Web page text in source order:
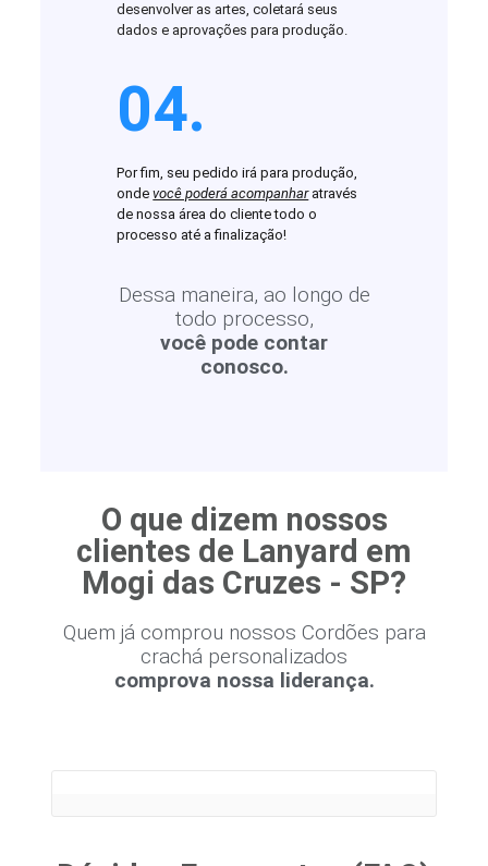
desenvolver as artes, coletará seus
dados e aprovações para produção.
04.
Por fim, seu pedido irá para produção,
ondevocê poderá acompanharatravés
de nossa área do cliente todo o
processo até a finalização!
Dessa maneira, ao longo de
todo processo,
você pode contar
conosco.
O que dizem nossos
clientes de Lanyard em
Mogi das Cruzes - SP?
Quem já comprou nossos Cordões para
crachá personalizados
comprova nossa liderança.